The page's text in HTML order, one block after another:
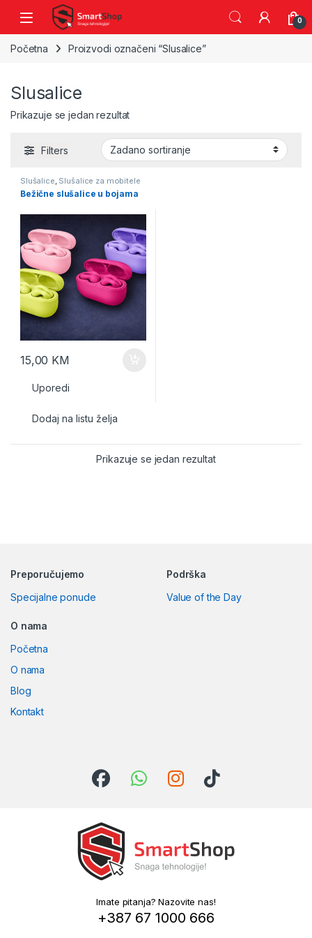
Skip to navigation
Skip to content
0
Početna Proizvodi označeni “Slusalice”
Slusalice
Prikazuje se jedan rezultat
Filters
Slušalice, Slušalice za mobitele
Bežične slušalice u bojama
15,00 KM
Uporedi
Dodaj na listu želja
Prikazuje se jedan rezultat
Preporučujemo
Specijalne ponude
Podrška
Value of the Day
O nama
Početna
O nama
Blog
Kontakt
Imate pitanja? Nazovite nas!
+387 67 1000 666